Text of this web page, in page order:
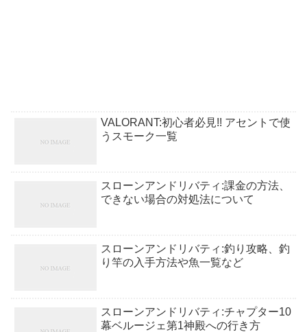
VALORANT:初心者必見!! アセントで使
うスモーク一覧
スローンアンドリバティ:課金の方法、
できない場合の対処法について
スローンアンドリバティ:釣り攻略、釣
り竿の入手方法や魚一覧など
スローンアンドリバティ:チャプター10
幕ベルージェ第1神殿への行き方